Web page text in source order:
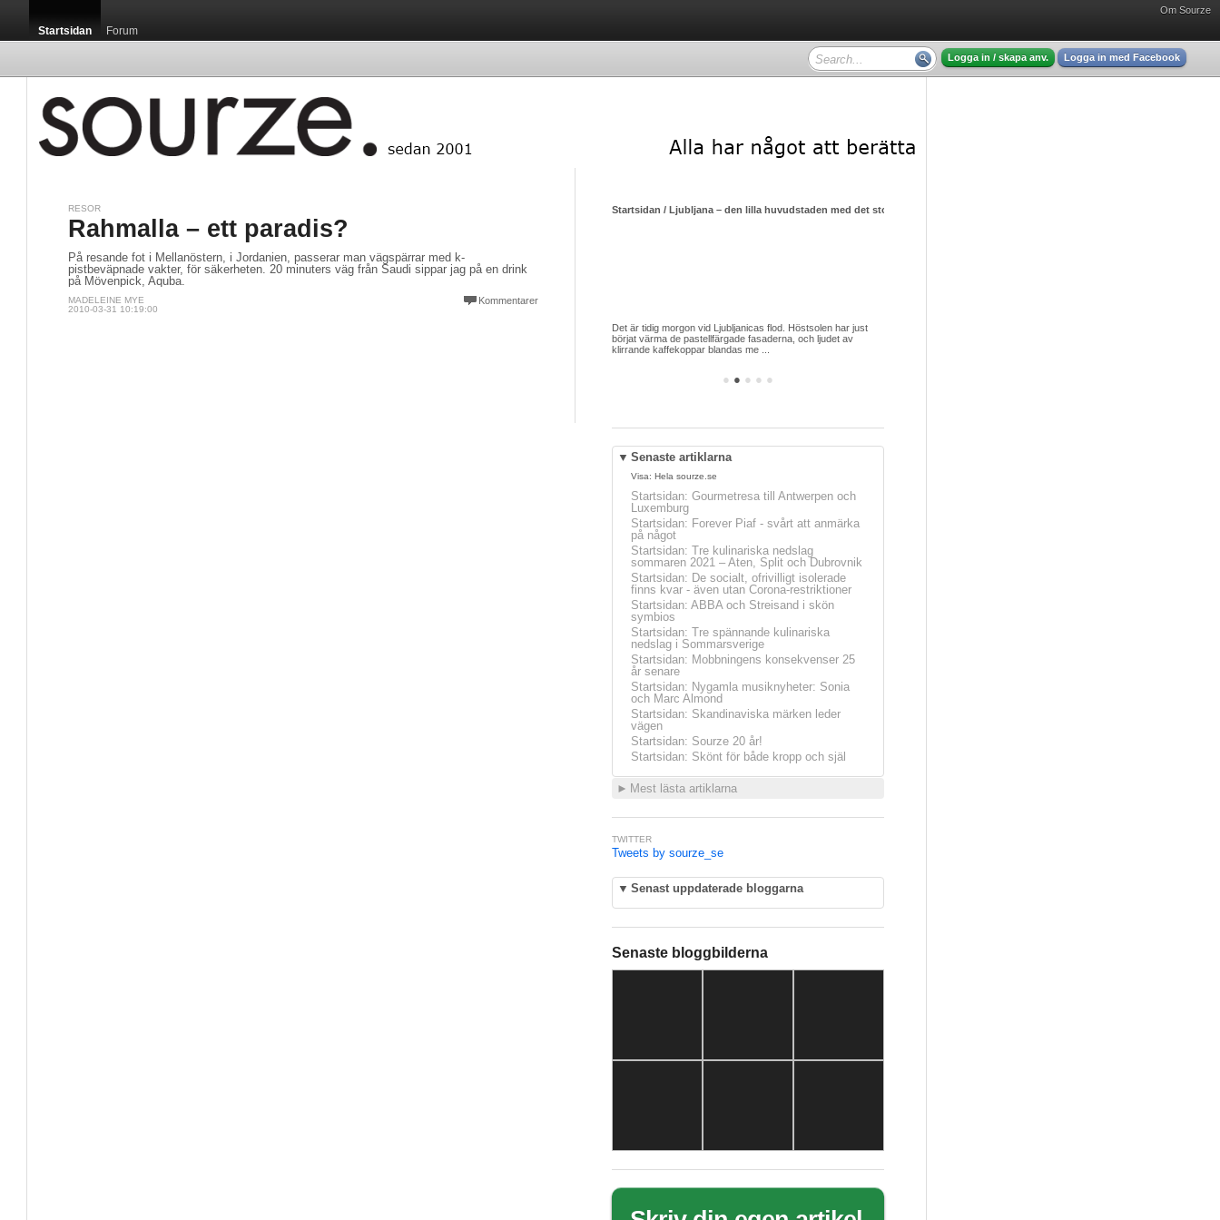
Om Sourze
Startsidan Forum
Logga in / skapa anv. Logga in med Facebook
RESOR
Rahmalla – ett paradis?
På resande fot i Mellanöstern, i Jordanien, passerar man vägspärrar med k-
pistbeväpnade vakter, för säkerheten. 20 minuters väg från Saudi sippar jag på en drink
på Mövenpick, Aquba.
Kommentarer
MADELEINE MYE
2010-03-31 10:19:00
● ● ● ● ●
Startsidan / Ljubljana – den lilla huvudstaden med det stora hjärtat
Det är tidig morgon vid Ljubljanicas flod. Höstsolen har just
börjat värma de pastellfärgade fasaderna, och ljudet av
klirrande kaffekoppar blandas me ...
▼ Senaste artiklarna
Visa: Hela sourze.se
Startsidan: Gourmetresa till Antwerpen och
Luxemburg
Startsidan: Forever Piaf - svårt att anmärka
på något
Startsidan: Tre kulinariska nedslag
sommaren 2021 – Aten, Split och Dubrovnik
Startsidan: De socialt, ofrivilligt isolerade
finns kvar - även utan Corona-restriktioner
Startsidan: ABBA och Streisand i skön
symbios
Startsidan: Tre spännande kulinariska
nedslag i Sommarsverige
Startsidan: Mobbningens konsekvenser 25
år senare
Startsidan: Nygamla musiknyheter: Sonia
och Marc Almond
Startsidan: Skandinaviska märken leder
vägen
Startsidan: Sourze 20 år!
Startsidan: Skönt för både kropp och själ
► Mest lästa artiklarna
TWITTER
Tweets by sourze_se
▼ Senast uppdaterade bloggarna
Senaste bloggbilderna